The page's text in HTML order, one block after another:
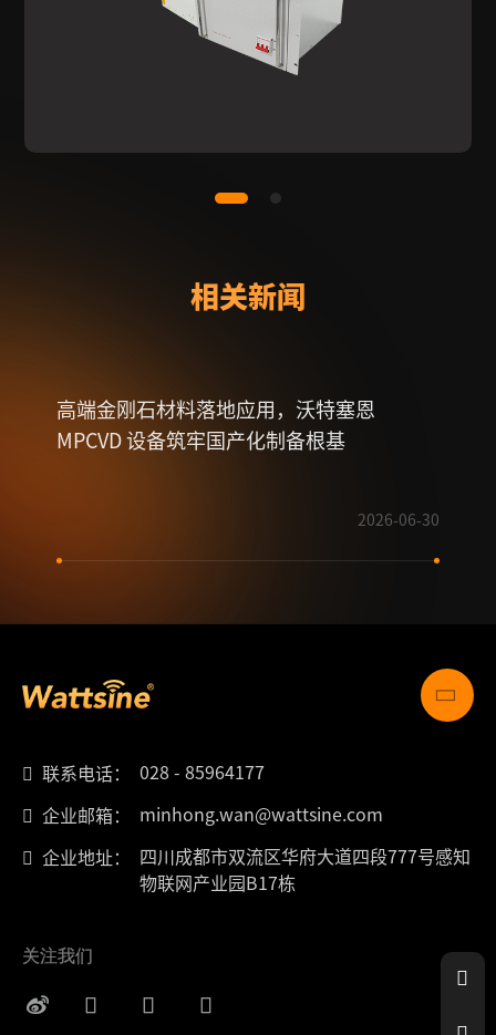
相关新闻
高端金刚石材料落地应用，沃特塞恩
MPCVD 设备筑牢国产化制备根基
2026-06-30
联系电话：
028 - 85964177
企业邮箱：
minhong.wan@wattsine.com
企业地址：
四川成都市双流区华府大道四段777号感知
物联网产业园B17栋
关注我们